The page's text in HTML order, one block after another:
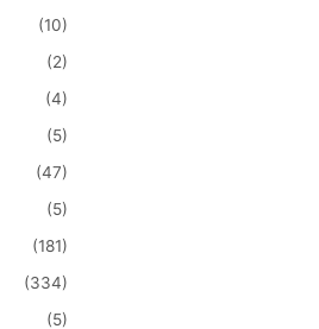
(10)
(2)
(4)
(5)
(47)
(5)
(181)
(334)
(5)